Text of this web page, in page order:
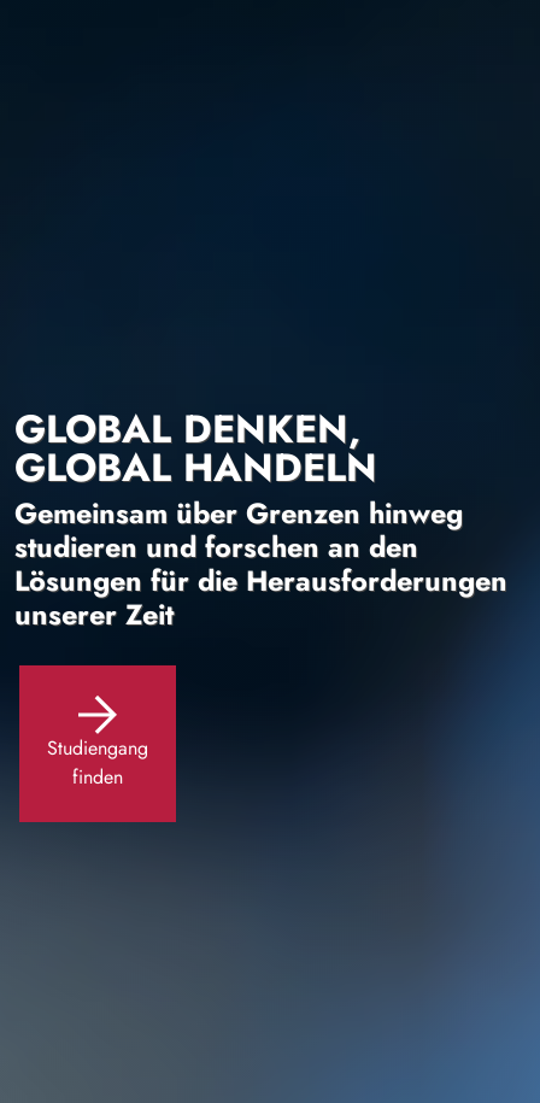
GLOBAL DENKEN,
GLOBAL HANDELN
Gemeinsam über Grenzen hinweg
studieren und forschen an den
Lösungen für die Herausforderungen
unserer Zeit
Studiengang
finden